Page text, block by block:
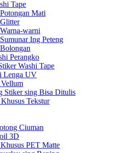
Tape
Mati
warni
Ing Peteng
Perangko
Washi Tape
Lenga UV
Stiker sing Bisa Ditulis
Tekstur
Ciuman
3D
PET Matte